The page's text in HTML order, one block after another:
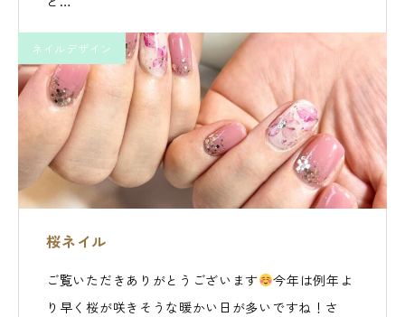
ネイルデザイン
桜ネイル
ご覧いただきありがとうございます
今年は例年よ
り早く桜が咲きそうな暖かい日が多いですね！さ